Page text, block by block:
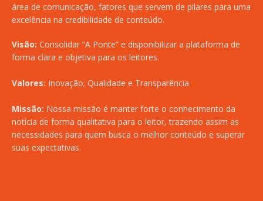
área de comunicação, fatores que servem de pilares para uma
excelência na credibilidade de conteúdo.
Visão: Consolidar “A Ponte” e disponibilizar a plataforma de
forma clara e objetiva para os leitores.
Valores: Inovação; Qualidade e Transparência
Missão: Nossa missão é manter forte o conhecimento da
notícia de forma qualitativa para o leitor, trazendo assim as
necessidades para quem busca o melhor conteúdo e superar
suas expectativas.